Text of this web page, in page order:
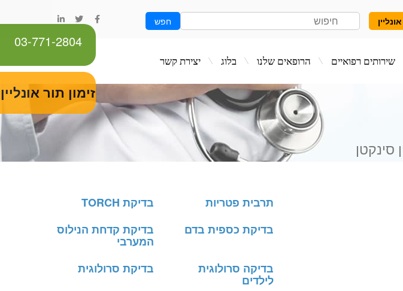
חפש
סינקטן
תרבית פטריות
בדיקת TORCH
בדיקת כספית בדם
בדיקת קדחת הנילוס
המערבי
בדיקה סרולוגית
לילדים
בדיקת סרולוגית
זימון תור אונליין
03-771-2804